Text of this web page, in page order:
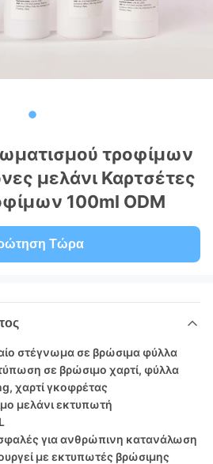
τροφίμων
μελάνι Καρτσέτες
100ml ODM
Τώρα
στέγνωμα σε βρώσιμα φύλλα
σε βρώσιμο χαρτί, φύλλα
χαρτί γκοφρέτας
μελάνι εκτυπωτή
για ανθρώπινη κατανάλωση
με εκτυπωτές βρώσιμης